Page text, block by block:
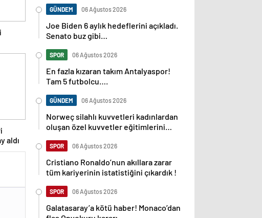
aldı
GÜNDEM 06 Ağustos 2026
Joe Biden 6 aylık hedeflerini açıkladı.
Senato buz gibi…
SPOR 06 Ağustos 2026
En fazla kızaran takım Antalyaspor!
Tam 5 futbolcu….
GÜNDEM 06 Ağustos 2026
Norweç silahlı kuvvetleri kadınlardan
oluşan özel kuvvetler eğitimlerini
SPOR 06 Ağustos 2026
Cristiano Ronaldo’nun akıllara zarar
tüm kariyerinin istatistiğini çıkardık !
SPOR 06 Ağustos 2026
Galatasaray’a kötü haber! Monaco’dan